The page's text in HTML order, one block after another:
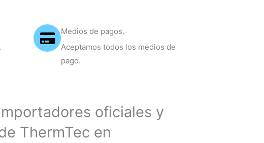
Medios de pagos.
Aceptamos todos los medios de
pago.
oficiales y
ThermTec en